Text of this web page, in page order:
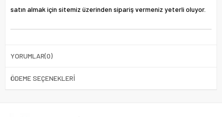
satın almak için sitemiz üzerinden sipariş vermeniz yeterli oluyor.
YORUMLAR(0)
ÖDEME SEÇENEKLERI